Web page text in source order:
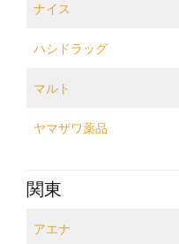
ナイス
ハシドラッグ
マルト
ヤマザワ薬品
関東
アエナ